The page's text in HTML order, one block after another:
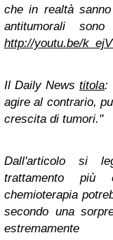
che in realtà
antitumorali
http://youtu.be/
Il Daily News titola:
agire al contrario,
crescita di tumori."
Dall'articolo si
trattamento
chemioterapia
secondo una